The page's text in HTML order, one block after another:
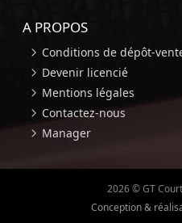
A PROPOS
Conditions de dépôt-
Devenir licencié
Mentions légales
Contactez-nous
Manager
2026 © GT
Conception &